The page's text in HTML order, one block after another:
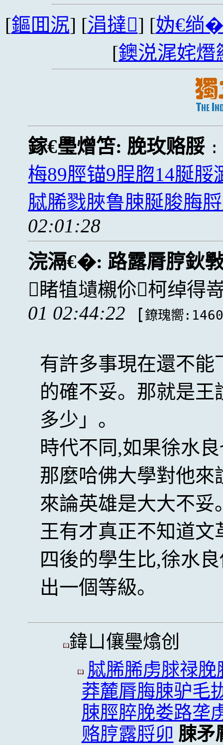
[鏂囬泦] [涓撻] [妫€绱
[鐭涚浘姹熸
鎵€璺熷笘: 脕玫赂脮
梅89脛锚9脭脗14脠
脦脪戮脥鲁脨脠脧脢
02:01:28
浣滆€�: 路露脣脝鈥
睹犆壝櫬伱柯绰得
01 02:44:22
[鐐瑰嚮
有許多事現在還不能
的確不妥。那就是
多少」。
時代不同,如果徐水
那麼哈佛大學對他
來論英雄是大大不妥
王有才真正不知道
四後的學生比,徐水
出一個等級。
鍏ㄩ儴璺熻创
脦脪脪虏脙禄
莽麓脣脢脨驴毛
脨脛脺脕娄路垄
赂脝露脟卯 脨矛